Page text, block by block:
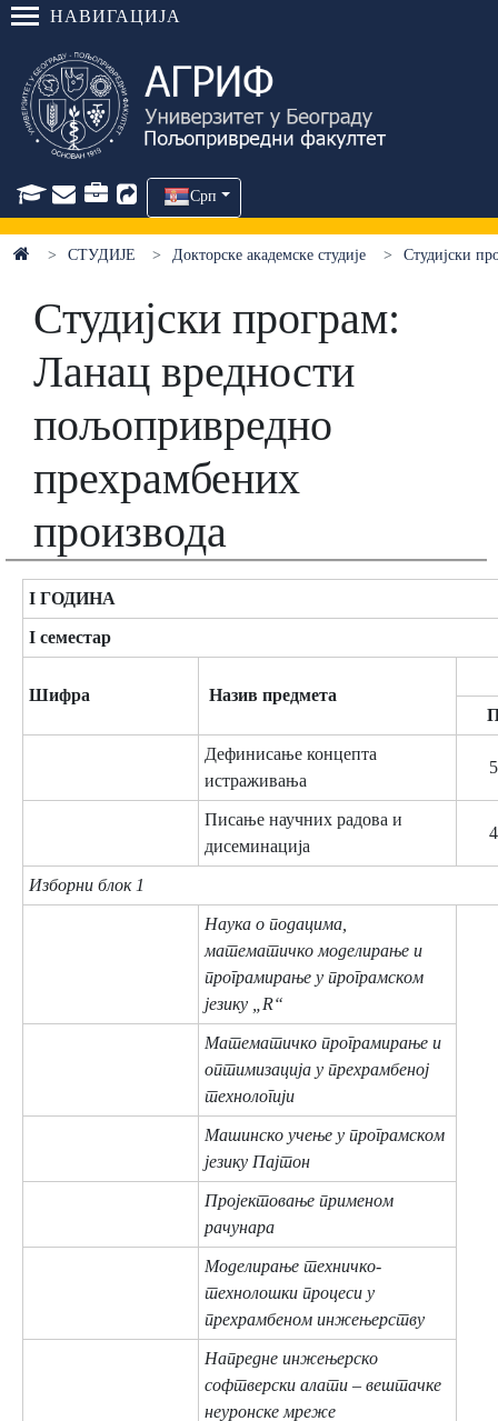
НАВИГАЦИЈА
Срп
СТУДИЈЕ Докторске академске студије Студијски
Студијски програм:
Ланац вредности
пољопривредно
прехрамбених
производа
I ГОДИНА
I семестар
Шифра
Назив предмета
Дефинисање концепта
истраживања
5
Писање научних радова и
дисеминација
4
Изборни блок 1
Наука о подацима,
математичко моделирање и
програмирање у програмском
језику „R“
Математичко програмирање и
оптимизација у прехрамбеној
технологији
Машинско учење у програмском
језику Пајтон
Пројектовање применом
рачунара
Моделирање техничко-
технолошки процеси у
прехрамбеном инжењерству
Напредне инжењерско
софтверски алати – вештачке
неуронске мреже